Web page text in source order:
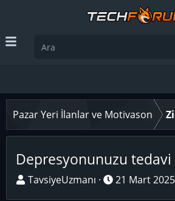
Pazar Yeri İlanlar ve Motivason
Depresyonunuzu tedavi
K
TavsiyeUzmanı
B
21 Mart 2025